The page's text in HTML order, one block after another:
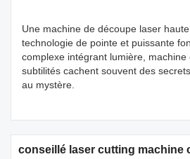
Une machine de découpe laser
technologie de pointe et puissante
complexe intégrant lumière, machine
subtilités cachent souvent des
au mystère.
conseillé laser cutting machine